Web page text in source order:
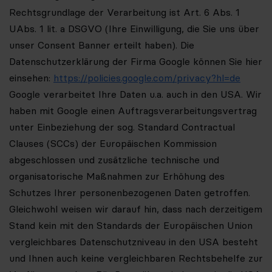
Rechtsgrundlage der Verarbeitung ist Art. 6 Abs. 1
UAbs. 1 lit. a DSGVO (Ihre Einwilligung, die Sie uns über
unser Consent Banner erteilt haben). Die
Datenschutzerklärung der Firma Google können Sie hier
einsehen: https://policies.google.com/privacy?hl=de
Google verarbeitet Ihre Daten u.a. auch in den USA. Wir
haben mit Google einen Auftragsverarbeitungsvertrag
unter Einbeziehung der sog. Standard Contractual
Clauses (SCCs) der Europäischen Kommission
abgeschlossen und zusätzliche technische und
organisatorische Maßnahmen zur Erhöhung des
Schutzes Ihrer personenbezogenen Daten getroffen.
Gleichwohl weisen wir darauf hin, dass nach derzeitigem
Stand kein mit den Standards der Europäischen Union
vergleichbares Datenschutzniveau in den USA besteht
und Ihnen auch keine vergleichbaren Rechtsbehelfe zur